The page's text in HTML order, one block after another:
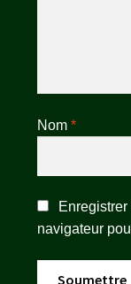
Nom*
navigateur